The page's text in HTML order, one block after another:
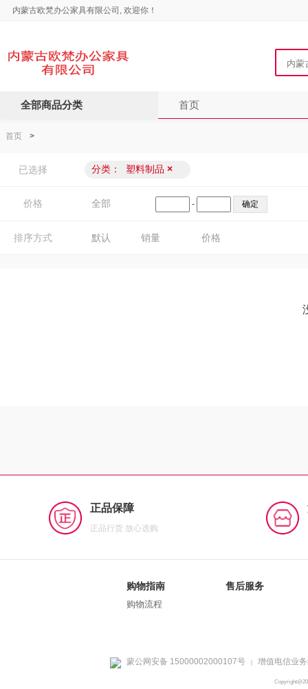
内蒙古欧梵办公家具有限公司, 欢迎你！
全部商品分类 首页
首页 >
已选择 分类： 塑料制品 ×
价格 全部 -
排序方式 默认 销量 价格
正品保障
正品行货 放心选购
购物指南
购物流程
售后服务
蒙公网安备 15000002000107号 | 增值电信业